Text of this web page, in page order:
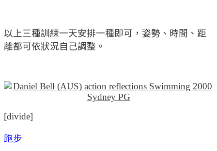
以上三種訓練一天安排一種即可，姿勢、時間、距
離都可依狀況自己調整。
[divide]
跑步